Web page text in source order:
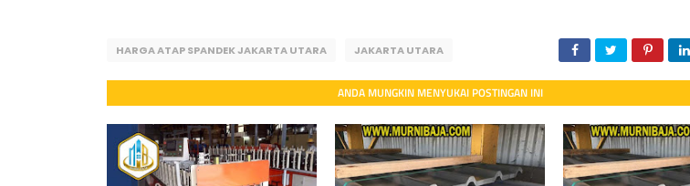
HARGA ATAP SPANDEK JAKARTA UTARA JAKARTA UTARA
ANDA MUNGKIN MENYUKAI POSTINGAN INI